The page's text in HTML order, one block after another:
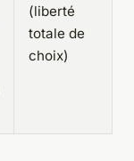
(liberté
totale de
choix)